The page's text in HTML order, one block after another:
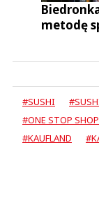
metodę
#SUSHI
#ONE STOP
#KAUFLAND